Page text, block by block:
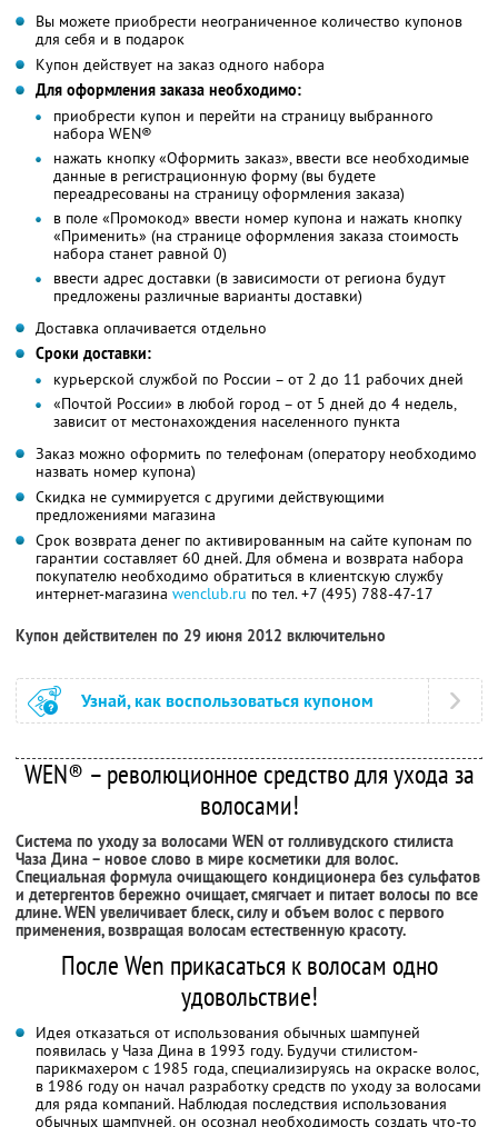
Вы можете приобрести неограниченное количество купонов
для себя и в подарок
Купон действует на заказ одного набора
Для оформления заказа необходимо:
приобрести купон и перейти на страницу выбранного
набора WEN®
нажать кнопку «Оформить заказ», ввести все необходимые
данные в регистрационную форму (вы будете
переадресованы на страницу оформления заказа)
в поле «Промокод» ввести номер купона и нажать кнопку
«Применить» (на странице оформления заказа стоимость
набора станет равной 0)
ввести адрес доставки (в зависимости от региона будут
предложены различные варианты доставки)
Доставка оплачивается отдельно
Сроки доставки:
курьерской службой по России – от 2 до 11 рабочих дней
«Почтой России» в любой город – от 5 дней до 4 недель,
зависит от местонахождения населенного пункта
Заказ можно оформить по телефонам (оператору необходимо
назвать номер купона)
Скидка не суммируется с другими действующими
предложениями магазина
Срок возврата денег по активированным на сайте купонам по
гарантии составляет 60 дней. Для обмена и возврата набора
покупателю необходимо обратиться в клиентскую службу
интернет-магазина wenclub.ru по тел. +7 (495) 788-47-17
Купон действителен по 29 июня 2012 включительно
Узнай, как воспользоваться купоном
WEN® – революционное средство для ухода за
волосами!
Система по уходу за волосами WEN от голливудского стилиста
Чаза Дина – новое слово в мире косметики для волос.
Специальная формула очищающего кондиционера без сульфатов
и детергентов бережно очищает, смягчает и питает волосы по все
длине. WEN увеличивает блеск, силу и объем волос с первого
применения, возвращая волосам естественную красоту.
После Wen прикасаться к волосам одно
удовольствие!
Идея отказаться от использования обычных шампуней
появилась у Чаза Дина в 1993 году. Будучи стилистом-
парикмахером с 1985 года, специализируясь на окраске волос,
в 1986 году он начал разработку средств по уходу за волосами
для ряда компаний. Наблюдая последствия использования
обычных шампуней, он осознал необходимость создать что-то